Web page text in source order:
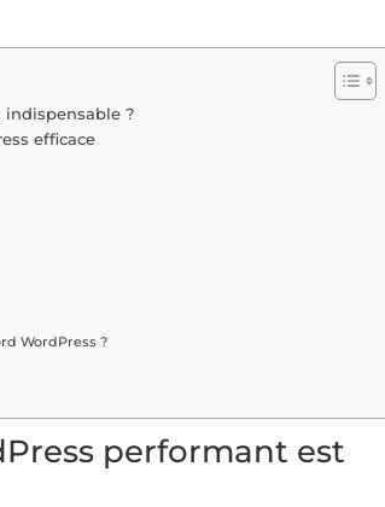
indispensable ?
efficace
WordPress ?
performant est